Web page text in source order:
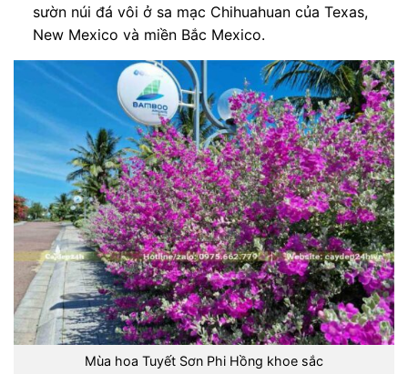
sườn núi đá vôi ở sa mạc Chihuahuan của Texas,
New Mexico và miền Bắc Mexico.
Mùa hoa Tuyết Sơn Phi Hồng khoe sắc